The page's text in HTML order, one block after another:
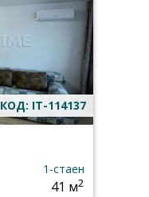
КОД: IT-114137
1-стаен
41 м2